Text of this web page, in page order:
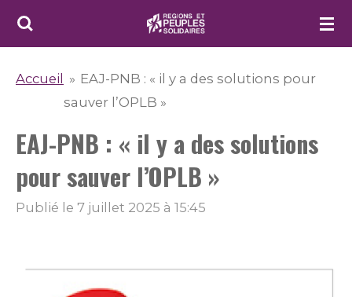
Passer
principal
Accueil » EAJ-PNB : « il y a des solutions pour
sauver l’OPLB »
EAJ-PNB : « il y a des solutions
pour sauver l’OPLB »
Publié le 7 juillet 2025 à 15:45